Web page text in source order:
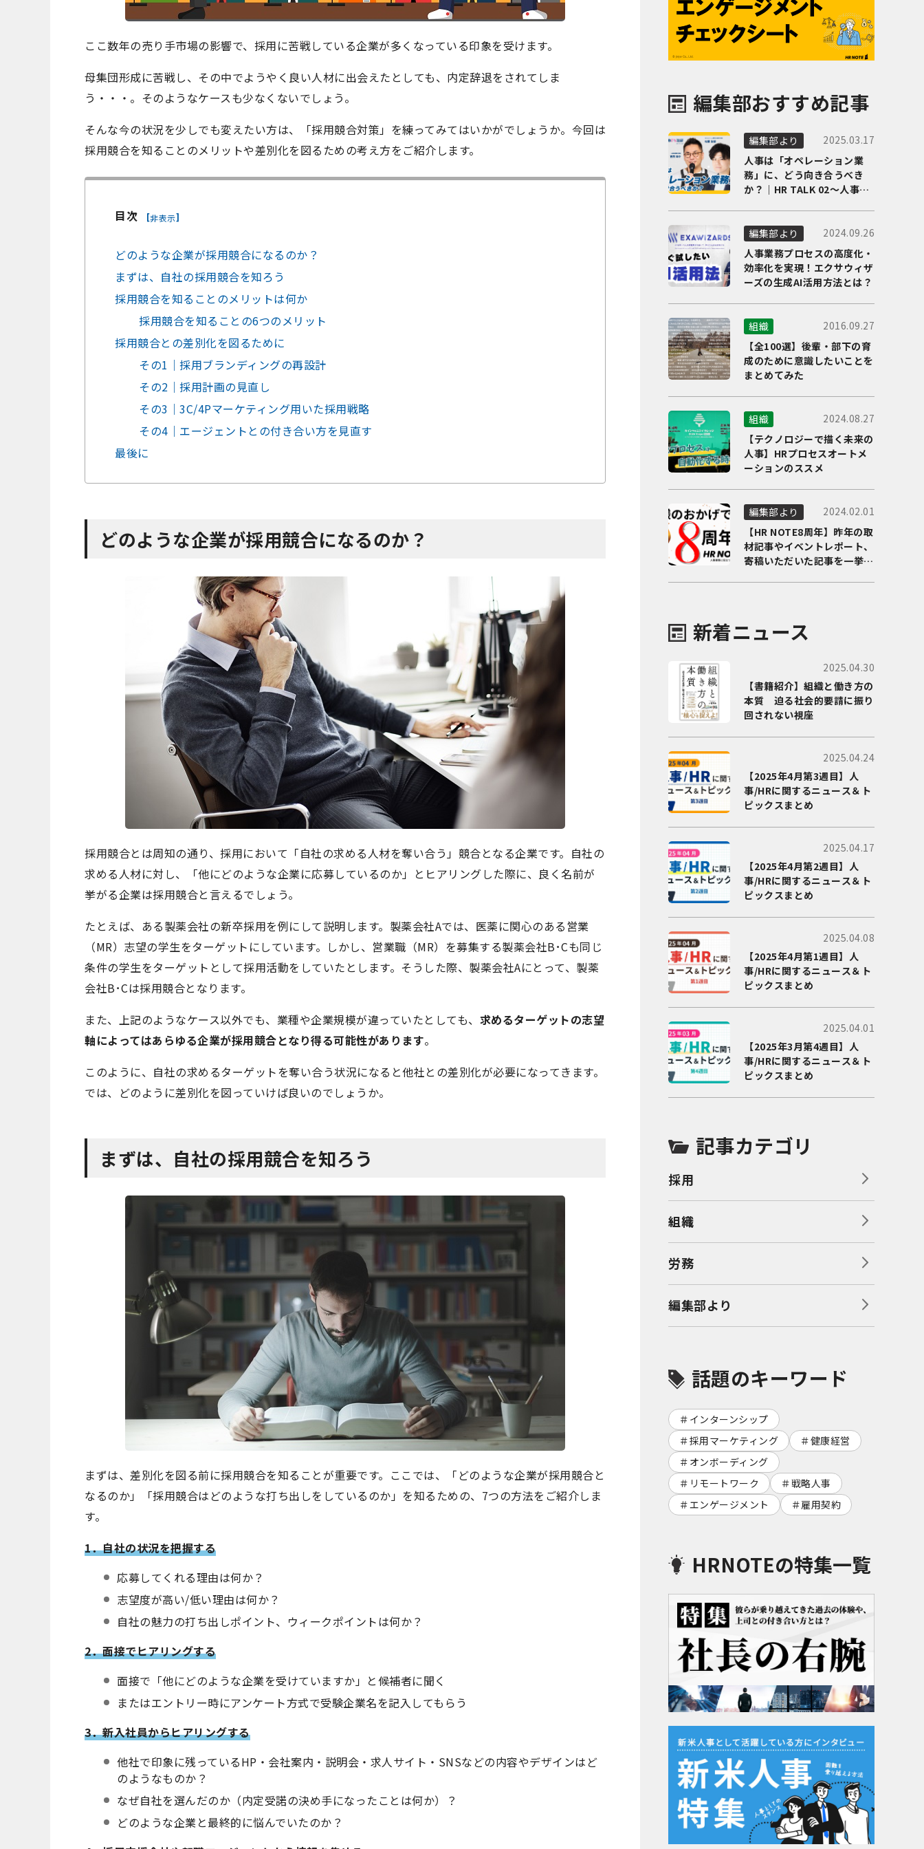
ここ数年の売り手市場の影響で、採用に苦戦している企業が多くなっている印象を受けます。
母集団形成に苦戦し、その中でようやく良い人材に出会えたとしても、内定辞退をされてしま
う・・・。そのようなケースも少なくないでしょう。
そんな今の状況を少しでも変えたい方は、「採用競合対策」を練ってみてはいかがでしょうか。今回は
採用競合を知ることのメリットや差別化を図るための考え方をご紹介します。
目次 [非表示]
どのような企業が採用競合になるのか？
まずは、自社の採用競合を知ろう
採用競合を知ることのメリットは何か
採用競合を知ることの6つのメリット
採用競合との差別化を図るために
その1｜採用ブランディングの再設計
その2｜採用計画の見直し
その3｜3C/4Pマーケティング用いた採用戦略
その4｜エージェントとの付き合い方を見直す
最後に
どのような企業が採用競合になるのか？
採用競合とは周知の通り、採用において「自社の求める人材を奪い合う」競合となる企業です。自社の
求める人材に対し、「他にどのような企業に応募しているのか」とヒアリングした際に、良く名前が
挙がる企業は採用競合と言えるでしょう。
たとえば、ある製薬会社の新卒採用を例にして説明します。製薬会社Aでは、医薬に関心のある営業
（MR）志望の学生をターゲットにしています。しかし、営業職（MR）を募集する製薬会社B･Cも同じ
条件の学生をターゲットとして採用活動をしていたとします。そうした際、製薬会社Aにとって、製薬
会社B･Cは採用競合となります。
また、上記のようなケース以外でも、業種や企業規模が違っていたとしても、 求めるターゲットの志望
軸によってはあらゆる企業が採用競合となり得る可能性があります。
このように、自社の求めるターゲットを奪い合う状況になると他社との差別化が必要になってきます。
では、どのように差別化を図っていけば良いのでしょうか。
まずは、自社の採用競合を知ろう
まずは、差別化を図る前に採用競合を知ることが重要です。ここでは、「どのような企業が採用競合と
なるのか」「採用競合はどのような打ち出しをしているのか」を知るための、7つの方法をご紹介しま
す。
1．自社の状況を把握する
応募してくれる理由は何か？
志望度が高い/低い理由は何か？
自社の魅力の打ち出しポイント、ウィークポイントは何か？
2．面接でヒアリングする
面接で「他にどのような企業を受けていますか」と候補者に聞く
またはエントリー時にアンケート方式で受験企業名を記入してもらう
3．新入社員からヒアリングする
他社で印象に残っているHP・会社案内・説明会・求人サイト・SNSなどの内容やデザインはど
のようなものか？
なぜ自社を選んだのか（内定受諾の決め手になったことは何か）？
どのような企業と最終的に悩んでいたのか？
編集部おすすめ記事
編集部より
2025.03.17
人事は「オペレーション業
務」に、どう向き合うべき
か？｜HR TALK 02～人事DX
編集部より
2024.09.26
人事業務プロセスの高度化・
効率化を実現！エクサウィザ
ーズの生成AI活用方法とは？
組織
2016.09.27
【全100選】後輩・部下の育
成のために意識したいことを
まとめてみた
組織
2024.08.27
【テクノロジーで描く未来の
人事】HRプロセスオートメ
ーションのススメ
編集部より
2024.02.01
【HR NOTE8周年】昨年の取
材記事やイベントレポート、
寄稿いただいた記事を一挙に
新着ニュース
2025.04.30
【書籍紹介】組織と働き方の
本質 迫る社会的要請に振り
回されない視座
2025.04.24
【2025年4月第3週目】人
事/HRに関するニュース＆ト
ピックスまとめ
2025.04.17
【2025年4月第2週目】人
事/HRに関するニュース＆ト
ピックスまとめ
2025.04.08
【2025年4月第1週目】人
事/HRに関するニュース＆ト
ピックスまとめ
2025.04.01
【2025年3月第4週目】人
事/HRに関するニュース＆ト
ピックスまとめ
記事カテゴリ
採用
組織
労務
編集部より
話題のキーワード
インターンシップ
採用マーケティング
健康経営
オンボーディング
リモートワーク
戦略人事
エンゲージメント
雇用契約
HRNOTEの特集一覧